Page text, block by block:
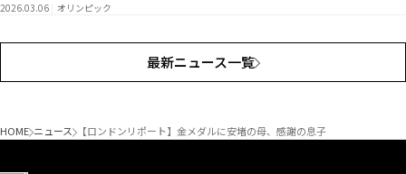
2026.03.06 オリンピック
最新ニュース一覧
HOME ニュース 【ロンドンリポート】金メダルに安堵の母、感謝の息子